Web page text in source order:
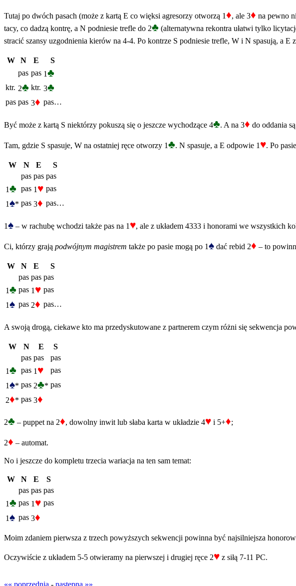
Tutaj po dwóch pasach (może z kartą E co więksi agresorzy otworzą 1♦, ale 3♦ na pewno
tacy, co dadzą kontrę, a N podniesie trefle do 2♣ (alternatywna rekontra ułatwi tylko
stracić szansy uzgodnienia kierów na 4-4. Po kontrze S podniesie trefle, W i N spasują, a E
W N E
S
pas pas 1♣
ktr. 2♣ ktr. 3♣
pas pas 3♦ pas…
Być może z kartą S niektórzy pokuszą się o jeszcze wychodzące 4♣. A na 3♦ do oddania
Tam, gdzie S spasuje, W na ostatniej ręce otworzy 1♣. N spasuje, a E odpowie 1 ♥. Po
W N E
S
pas pas pas
1♣ pas 1 ♥ pas
1♠* pas 3♦ pas…
1♠ – w rachubę wchodzi także pas na 1 ♥, ale z układem 4333 i honorami we wszystkich
Ci, którzy grają podwójnym magistrem także po pasie mogą po 1♠ dać rebid 2♦ – to
W N E
S
pas pas pas
1♣ pas 1 ♥ pas
1♠ pas 2♦ pas…
A swoją drogą, ciekawe kto ma przedyskutowane z partnerem czym różni się sekwencja
W N E
S
pas pas
pas
1♣ pas 1 ♥
pas
1♠* pas 2♣* pas
2♦* pas 3♦
2♣ – puppet na 2♦, dowolny inwit lub słaba karta w układzie 4♥ i 5+♦;
2♦ – automat.
No i jeszcze do kompletu trzecia wariacja na ten sam temat:
W N E
S
pas pas pas
1♣ pas 1 ♥ pas
1♠ pas 3♦
Moim zdaniem pierwsza z trzech powyższych sekwencji powinna być najsilniejsza
Oczywiście z układem 5-5 otwieramy na pierwszej i drugiej ręce 2♥ z siłą 7-11 PC.